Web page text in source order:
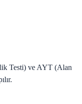
Testi) ve AYT (Alan